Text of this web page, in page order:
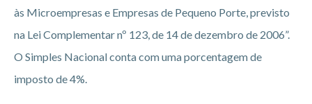
às Microempresas e Empresas de Pequeno Porte, previsto
na Lei Complementar nº 123, de 14 de dezembro de 2006”.
O Simples Nacional conta com uma porcentagem de
imposto de 4%.